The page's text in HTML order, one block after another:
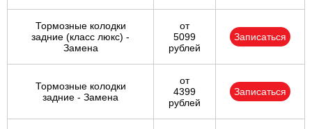
Тормозные колодки
задние (класс люкс) -
Замена
от
5099
рублей
Записаться
Тормозные колодки
задние - Замена
от
4399
рублей
Записаться